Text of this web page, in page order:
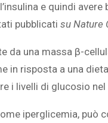
e quindi
pubblicati ‎su Nature
da una massa β-
in risposta a una
i livelli di glucosio
iperglicemia, può